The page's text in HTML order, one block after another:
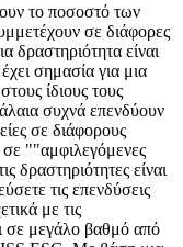
το ποσοστό των
σε διάφορες
δραστηριότητα είναι
σημασία για μια
ίδιους τους
συχνά επενδύουν
σε διάφορους
""αμφιλεγόμενες
δραστηριότητες είναι
τις επενδύσεις
με τις
σε μεγάλο βαθμό από